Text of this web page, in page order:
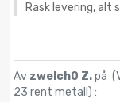
Rask levering, alt
Av zwelch0 Z.på (
23 rent metall ) :